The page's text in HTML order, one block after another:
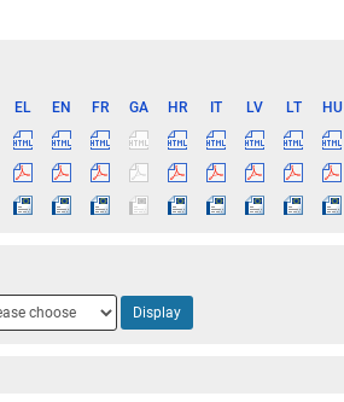
EL EN FR GA HR IT LV LT HU
Display